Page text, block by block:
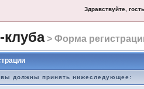
Здравствуйте, гость
> Форма
вы должны принять нижеследующее: